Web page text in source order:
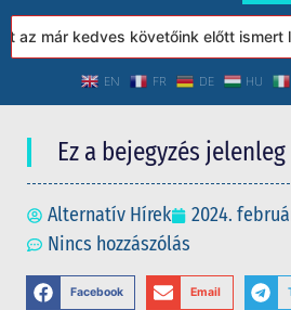
már kedves követőink előtt ismert
EN FR DE HU
Ez a bejegyzés
Alternatív Hírek
2024.
Nincs hozzászólás
Facebook Email